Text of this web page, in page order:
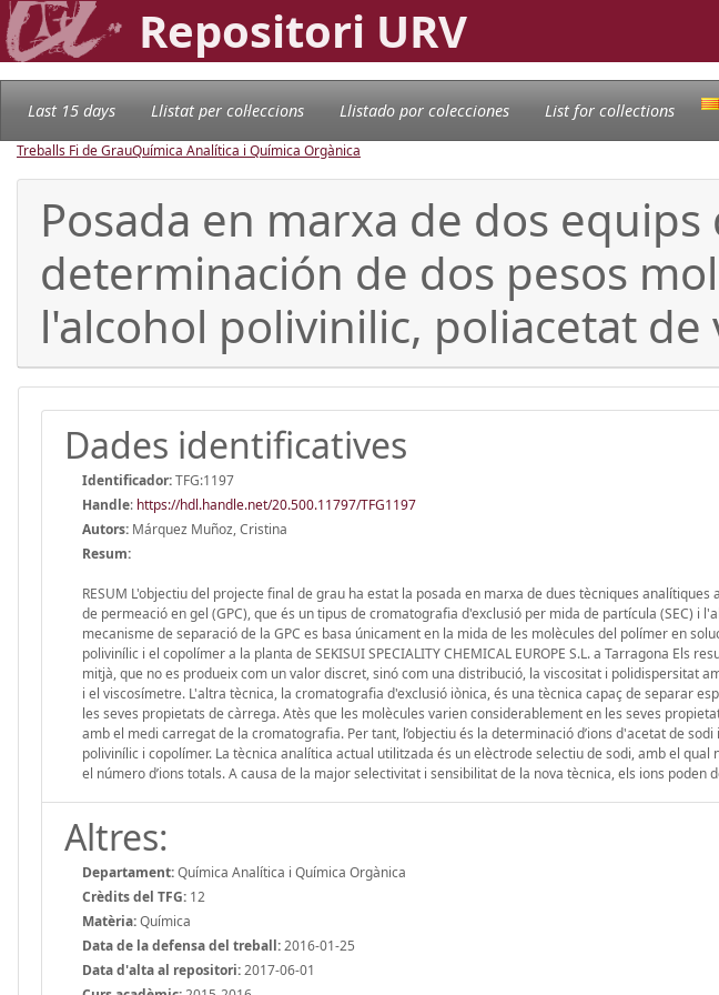
Repositori URV
Last 15 days Llistat per col·leccions Llistado por colecciones List for collections
Treballs Fi de GrauQuímica Analítica i Química Orgànica
Posada en marxa de dos
determinación de dos pesos
l'alcohol polivinilic, poliacetat de
Dades identificatives
Identificador:TFG:1197
Handle: https://hdl.handle.net/20.500.11797/TFG1197
Autors: Márquez Muñoz, Cristina
Resum:
RESUM L'objectiu del projecte final de grau ha estat la posada en marxa de dues tècniques
de permeació en gel (GPC), que és un tipus de cromatografia d'exclusió per mida de partícula (SEC) i
mecanisme de separació de la GPC es basa únicament en la mida de les molècules del polímer en
polivinílic i el copolímer a la planta de SEKISUI SPECIALITY CHEMICAL EUROPE S.L. a Tarragona Els
mitjà, que no es produeix com un valor discret, sinó com una distribució, la viscositat i polidispersitat
i el viscosímetre. L'altra tècnica, la cromatografia d'exclusió iònica, és una tècnica capaç de separar
les seves propietats de càrrega. Atès que les molècules varien considerablement en les seves
amb el medi carregat de la cromatografia. Per tant, l’objectiu és la determinació d’ions d'acetat de
polivinílic i copolímer. La tècnica analítica actual utilitzada és un elèctrode selectiu de sodi, amb el
el número d’ions totals. A causa de la major selectivitat i sensibilitat de la nova tècnica, els ions poden
Altres:
Departament:Química Analítica i Química Orgànica
Crèdits del TFG: 12
Matèria:Química
Data de la defensa del treball:2016-01-25
Data d'alta al repositori:2017-06-01